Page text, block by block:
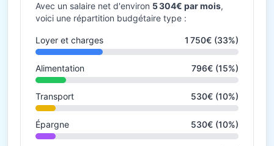
Avec un salaire net d'environ 5 304€ par mois,
voici une répartition budgétaire type :
Loyer et charges 1 750€ (33%)
Alimentation 796€ (15%)
Transport 530€ (10%)
Épargne 530€ (10%)